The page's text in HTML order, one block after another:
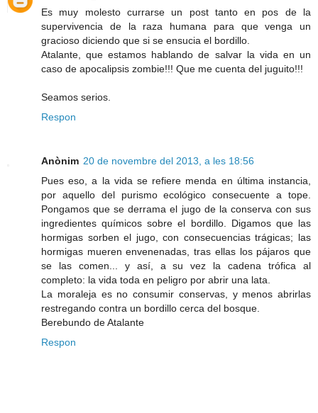
Es muy molesto currarse un post tanto en pos de la
supervivencia de la raza humana para que venga un
gracioso diciendo que si se ensucia el bordillo.
Atalante, que estamos hablando de salvar la vida en un
caso de apocalipsis zombie!!! Que me cuenta del juguito!!!
Seamos serios.
Respon
Anònim 20 de novembre del 2013, a les 18:56
Pues eso, a la vida se refiere menda en última instancia,
por aquello del purismo ecológico consecuente a tope.
Pongamos que se derrama el jugo de la conserva con sus
ingredientes químicos sobre el bordillo. Digamos que las
hormigas sorben el jugo, con consecuencias trágicas; las
hormigas mueren envenenadas, tras ellas los pájaros que
se las comen... y así, a su vez la cadena trófica al
completo: la vida toda en peligro por abrir una lata.
La moraleja es no consumir conservas, y menos abrirlas
restregando contra un bordillo cerca del bosque.
Berebundo de Atalante
Respon